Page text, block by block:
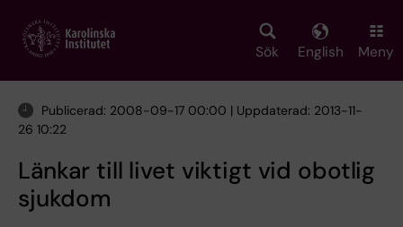
main
Sök English Meny
Publicerad: 2008-09-17 00:00 | Uppdaterad: 2013-11-
26 10:22
Länkar till livet viktigt vid obotlig
sjukdom